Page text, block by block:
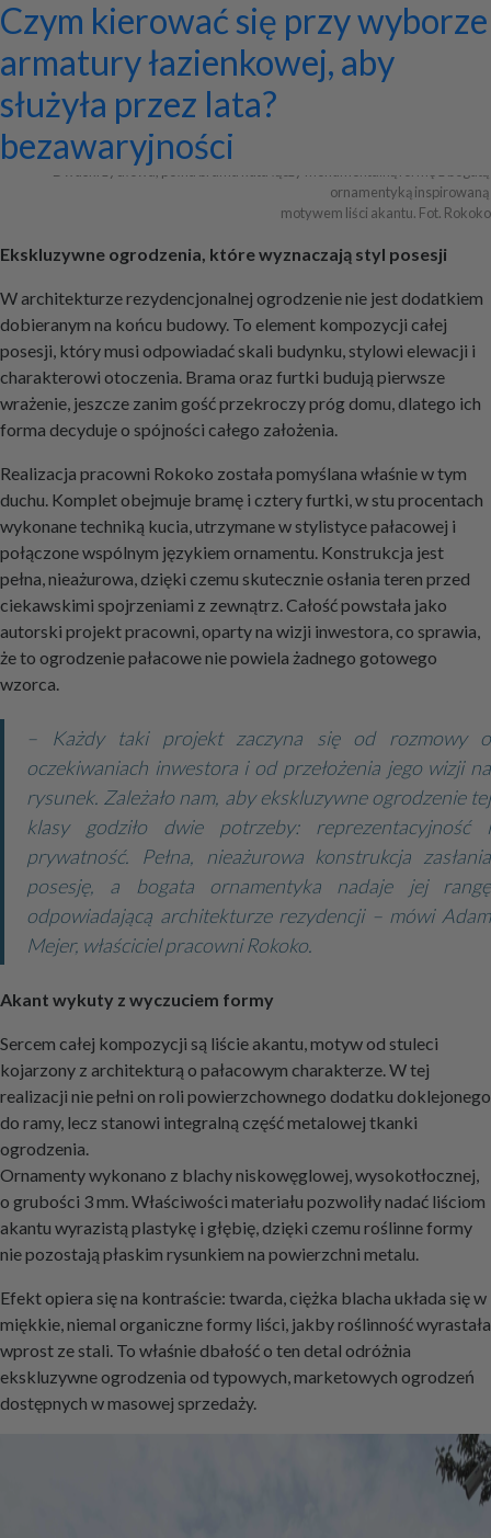
+ Dodaj firmę + Dodaj artykuł
Ekskluzywne ogrodzenia z
pałacowym rozmachem
Dwuskrzydłowa, pełna brama kuta łączy monumentalną formę z bogatą
ornamentyką inspirowaną
motywem liści akantu. Fot. Rokoko
Ekskluzywne ogrodzenia, które wyznaczają styl posesji
W architekturze rezydencjonalnej ogrodzenie nie jest dodatkiem
dobieranym na końcu budowy. To element kompozycji całej
posesji, który musi odpowiadać skali budynku, stylowi elewacji i
charakterowi otoczenia. Brama oraz furtki budują pierwsze
wrażenie, jeszcze zanim gość przekroczy próg domu, dlatego ich
forma decyduje o spójności całego założenia.
Realizacja pracowni Rokoko została pomyślana właśnie w tym
duchu. Komplet obejmuje bramę i cztery furtki, w stu procentach
wykonane techniką kucia, utrzymane w stylistyce pałacowej i
połączone wspólnym językiem ornamentu. Konstrukcja jest
pełna, nieażurowa, dzięki czemu skutecznie osłania teren przed
ciekawskimi spojrzeniami z zewnątrz. Całość powstała jako
autorski projekt pracowni, oparty na wizji inwestora, co sprawia,
że to ogrodzenie pałacowe nie powiela żadnego gotowego
wzorca.
– Każdy taki projekt zaczyna się od rozmowy o
oczekiwaniach inwestora i od przełożenia jego wizji na
rysunek. Zależało nam, aby ekskluzywne ogrodzenie tej
klasy godziło dwie potrzeby: reprezentacyjność i
prywatność. Pełna, nieażurowa konstrukcja zasłania
posesję, a bogata ornamentyka nadaje jej rangę
odpowiadającą architekturze rezydencji – mówi Adam
Mejer, właściciel pracowni Rokoko.
Akant wykuty z wyczuciem formy
Sercem całej kompozycji są liście akantu, motyw od stuleci
kojarzony z architekturą o pałacowym charakterze. W tej
realizacji nie pełni on roli powierzchownego dodatku doklejonego
do ramy, lecz stanowi integralną część metalowej tkanki
ogrodzenia.
Ornamenty wykonano z blachy niskowęglowej, wysokotłocznej,
o grubości 3 mm. Właściwości materiału pozwoliły nadać liściom
akantu wyrazistą plastykę i głębię, dzięki czemu roślinne formy
nie pozostają płaskim rysunkiem na powierzchni metalu.
Efekt opiera się na kontraście: twarda, ciężka blacha układa się w
miękkie, niemal organiczne formy liści, jakby roślinność wyrastała
wprost ze stali. To właśnie dbałość o ten detal odróżnia
ekskluzywne ogrodzenia od typowych, marketowych ogrodzeń
dostępnych w masowej sprzedaży.
Program do projektowania
wentylacji mechanicznej
Jak zaprojektować ścianę
telewizyjną, która pasuje do
całej aranżacji?
Systemy zamocowań dachów
płaskich i skośnych oraz lekkiej
obudowy firmy ETANCO
Dom z prefabrykatów opinie –
co naprawdę warto ocenić przed
budową?
Nowoczesne bramy przesuwne:
wyznaczniki trwałości,
bezpieczeństwa i
bezawaryjności
Jak dobrać maskownicę
karnisza? Praktyczny poradnik
Licznik Geigera w kontroli
materiałów budowlanych i
złomu
Jak ograniczyć ryzyko
przestojów przy pracy maszyn
geotechnicznych?
Czym kierować się przy wyborze
armatury łazienkowej, aby
służyła przez lata?